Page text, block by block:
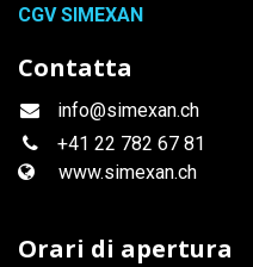
CGV SIMEXAN
Contatta
info@simexan.ch
+41 22 782 67 81
www.simexan.ch
Orari di apertura